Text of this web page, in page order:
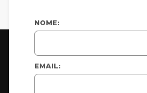
NOME:
EMAIL: